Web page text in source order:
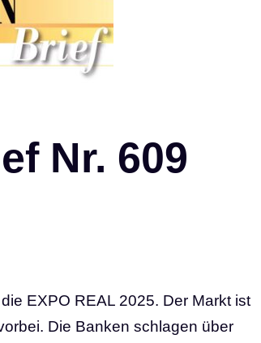
Nr. 609
EXPO REAL 2025. Der Markt ist
Die Banken schlagen über